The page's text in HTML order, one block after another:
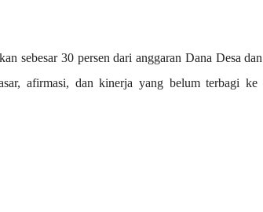
sebesar 30 persen dari anggaran Dana Desa
afirmasi, dan kinerja yang belum terbagi ke